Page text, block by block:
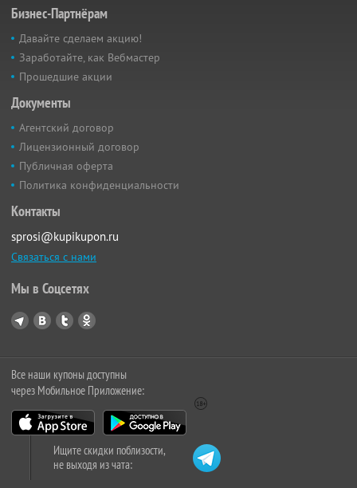
Бизнес-Партнёрам
Давайте сделаем акцию!
Заработайте, как Вебмастер
Прошедшие акции
Документы
Агентский договор
Лицензионный договор
Публичная оферта
Политика конфиденциальности
Контакты
sprosi@kupikupon.ru
Связаться с нами
Мы в Соцсетях
Все наши купоны доступны
через Мобильное Приложение:
Ищите скидки поблизости,
не выходя из чата: